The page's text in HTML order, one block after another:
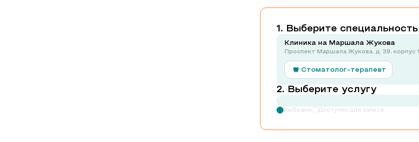
Выберите специальность
Клиника на Маршала Жукова
Проспект Маршала Жукова, д. 38, корпус 1
Стоматолог-терапевт
Выберите услугу
Выбрано Доступно для записи